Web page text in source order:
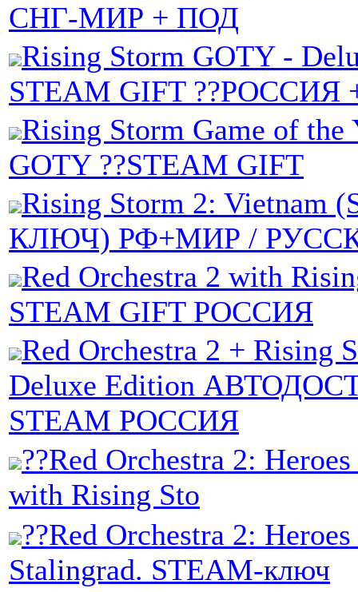
СНГ-МИР + ПОД
Rising Storm GOTY -
STEAM GIFT ??РОССИЯ
Rising Storm Game of the
GOTY ??STEAM GIFT
Rising Storm 2: Vietnam
КЛЮЧ) РФ+МИР /
Red Orchestra 2 with
STEAM GIFT РОССИЯ
Red Orchestra 2 + Rising
Deluxe Edition
STEAM РОССИЯ
??Red Orchestra 2:
with Rising Sto
??Red Orchestra 2:
Stalingrad. STEAM-ключ